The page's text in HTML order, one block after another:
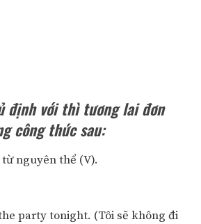
định với thì tương lai đơn
công thức sau:
nguyên thể (V).
party tonight. (Tôi sẽ không đi